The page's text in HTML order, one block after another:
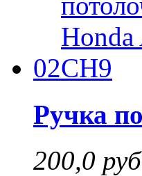
02
Ручка
200,0